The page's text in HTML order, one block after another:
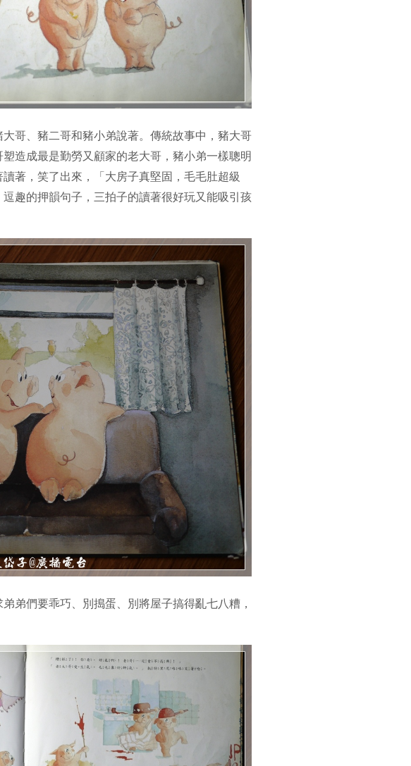
哥、豬二哥和豬小弟說著。傳統故事中，豬大哥
造成最是勤勞又顧家的老大哥，豬小弟一樣聰明
著，笑了出來，「大房子真堅固，毛毛肚超級
趣的押韻句子，三拍子的讀著很好玩又能吸引孩
弟們要乖巧、別搗蛋、別將屋子搞得亂七八糟，